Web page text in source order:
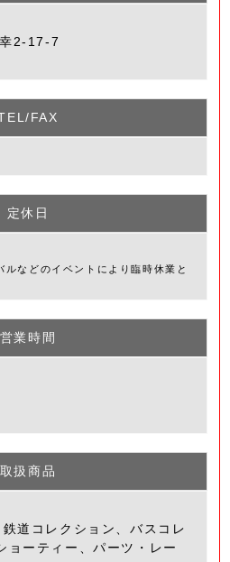
2-17-7
FAX
定休日
などのイベントにより臨時休業と
営業時間
取扱商品
道コレクション、バスコレ
ョーティー、パーツ・レー